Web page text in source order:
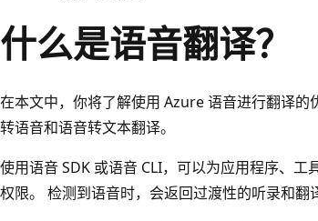
什么是语音翻译？
在本文中，你将了解使用 Azure 语音进行翻译
转语音和语音转文本翻译。
使用语音 SDK 或语音 CLI，可以为应用程序、
权限。 检测到语音时，会返回过渡性的听录和翻